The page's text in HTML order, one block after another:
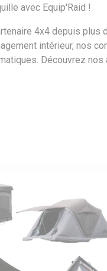
avec Equip'Raid !
4x4 depuis plus
intérieur, nos
Découvrez